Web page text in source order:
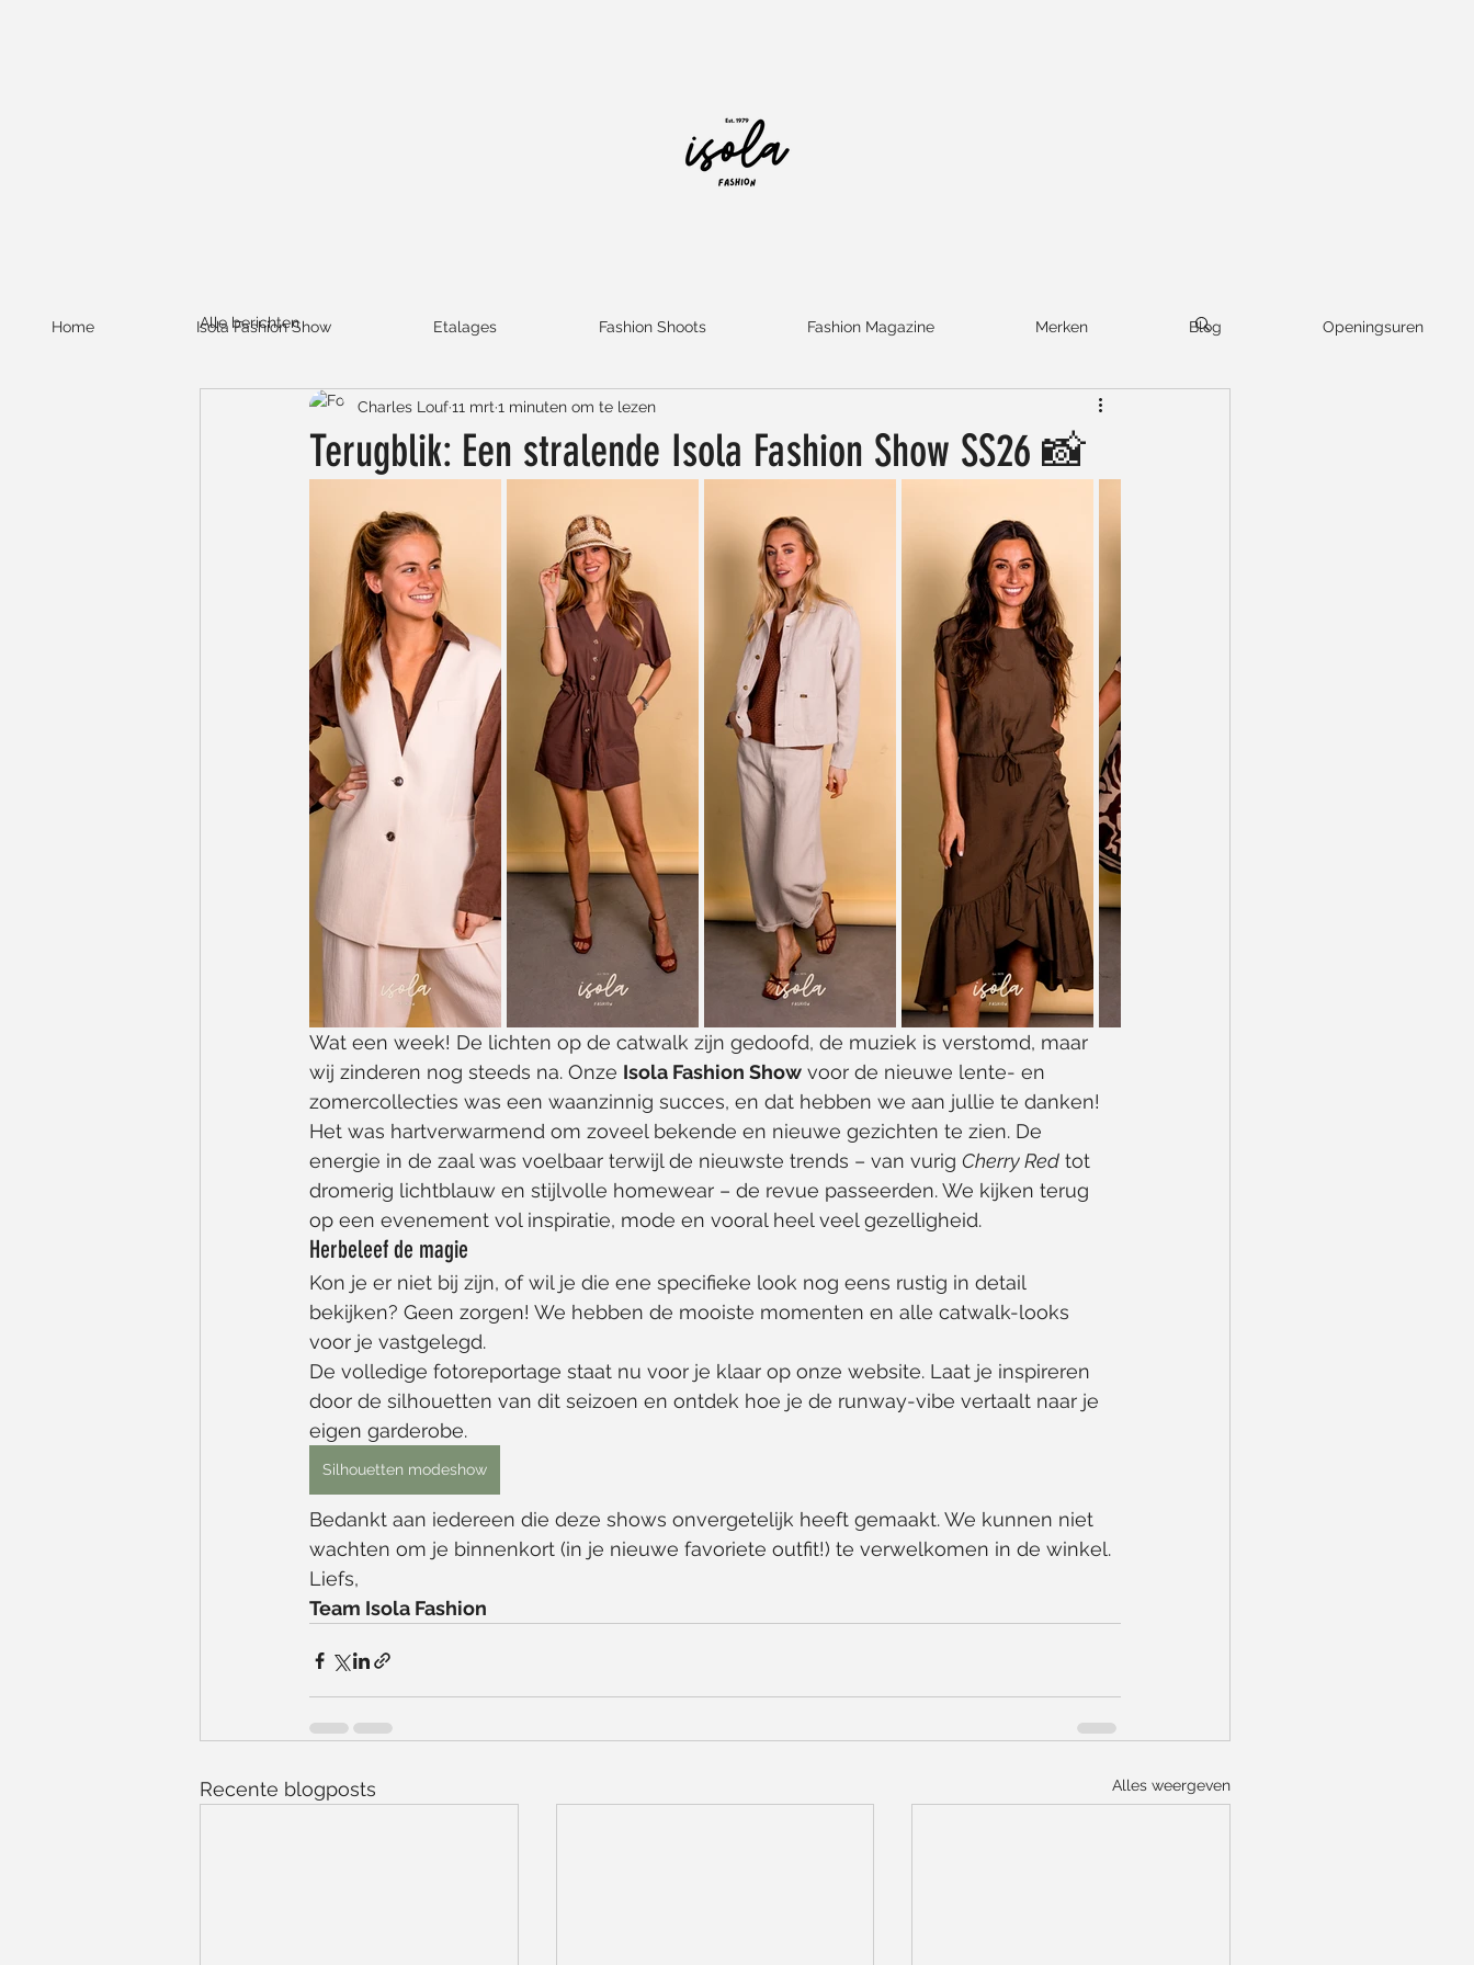
Home Isola Fashion Show Etalages Fashion Shoots Fashion Magazine Merken Blog Openingsuren
Alle berichten
Terugblik: Een stralende Isola Fashion Show SS26 📸
Charles Louf11 mrt 1 minuten om te lezen
Wat een week! De lichten op de catwalk zijn gedoofd, de muziek is verstomd, maar
wij zinderen nog steeds na. Onze Isola Fashion Show voor de nieuwe lente- en
zomercollecties was een waanzinnig succes, en dat hebben we aan jullie te danken!
Het was hartverwarmend om zoveel bekende en nieuwe gezichten te zien. De
energie in de zaal was voelbaar terwijl de nieuwste trends – van vurig Cherry Red tot
dromerig lichtblauw en stijlvolle homewear – de revue passeerden. We kijken terug
op een evenement vol inspiratie, mode en vooral heel veel gezelligheid.
Herbeleef de magie
Kon je er niet bij zijn, of wil je die ene specifieke look nog eens rustig in detail
bekijken? Geen zorgen! We hebben de mooiste momenten en alle catwalk-looks
voor je vastgelegd.
De volledige fotoreportage staat nu voor je klaar op onze website. Laat je inspireren
door de silhouetten van dit seizoen en ontdek hoe je de runway-vibe vertaalt naar je
eigen garderobe.
Silhouetten modeshow
Bedankt aan iedereen die deze shows onvergetelijk heeft gemaakt. We kunnen niet
wachten om je binnenkort (in je nieuwe favoriete outfit!) te verwelkomen in de winkel.
Liefs,
Team Isola Fashion
Recente blogposts Alles weergeven